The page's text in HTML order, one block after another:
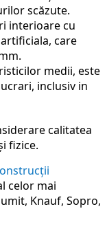
scăzute.
interioare cu
care
medii, este
inclusiv in
calitatea
fizice.
celor mai
Knauf, Sopro,